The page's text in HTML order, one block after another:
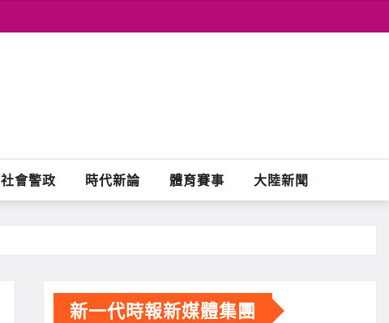
社會警政 時代新論 體育賽事 大陸新聞
新一代時報新媒體集團